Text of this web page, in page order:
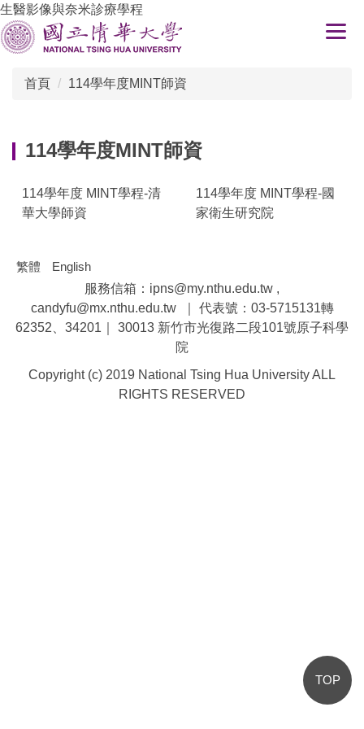
跳
到
主
生醫影像與奈米診療學程
首頁 114學年度MINT師資
114學年度MINT師資
114學年度 MINT學程-清
華大學師資
114學年度 MINT學程-國
家衛生研究院
繁體
English
服務信箱：ipns@my.nthu.edu.tw ,
candyfu@mx.nthu.edu.tw ｜ 代表號：03-5715131轉
62352、34201｜ 30013 新竹市光復路二段101號原子科學
院
Copyright (c) 2019 National Tsing Hua University ALL
RIGHTS RESERVED
TOP